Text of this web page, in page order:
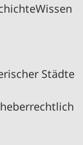
Wissen
Städte